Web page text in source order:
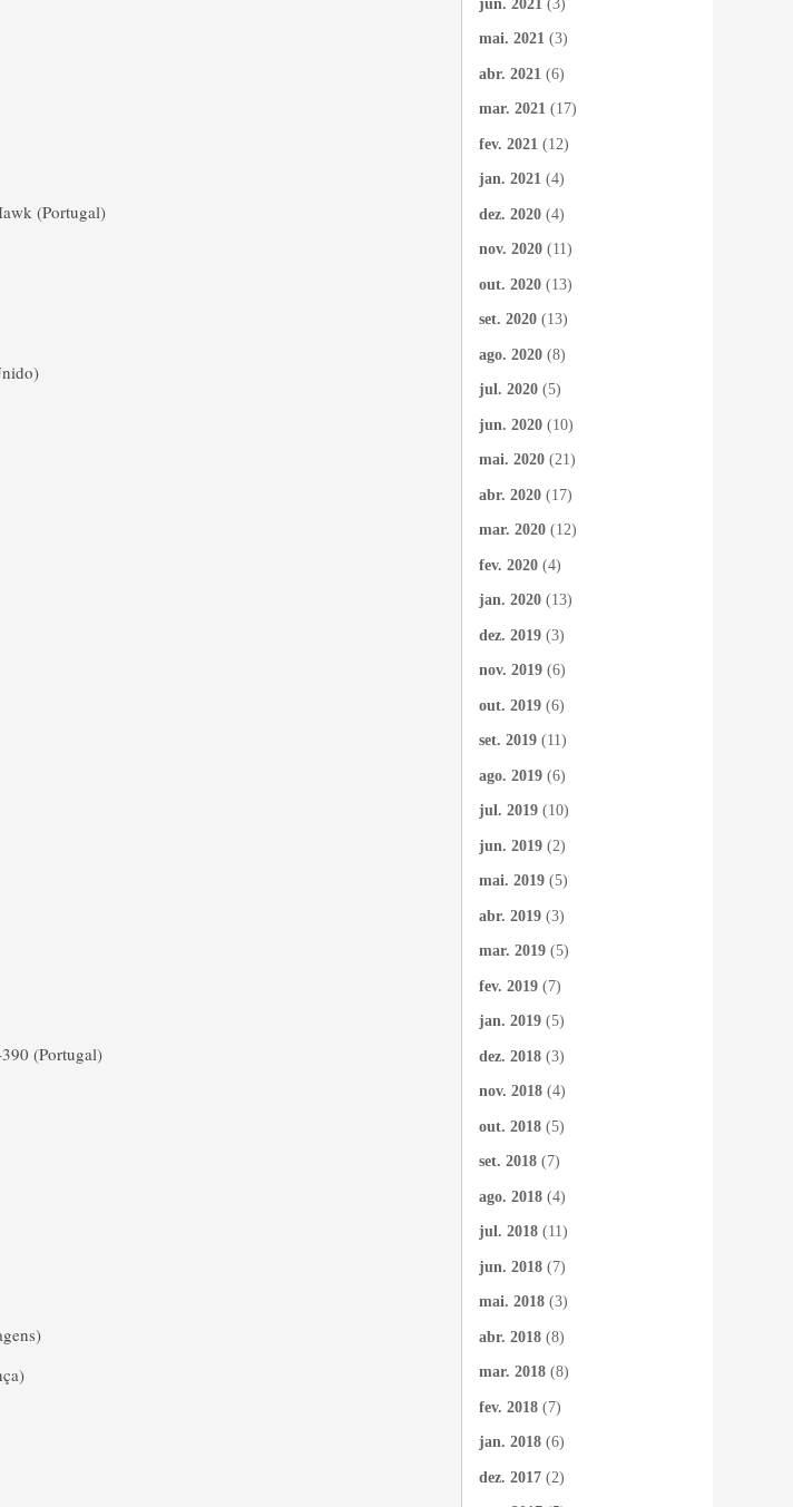
(Portugal)
(Portugal)
jun. 2021 (3)
mai. 2021 (3)
abr. 2021 (6)
mar. 2021 (17)
fev. 2021 (12)
jan. 2021 (4)
dez. 2020 (4)
nov. 2020 (11)
out. 2020 (13)
set. 2020 (13)
ago. 2020 (8)
jul. 2020 (5)
jun. 2020 (10)
mai. 2020 (21)
abr. 2020 (17)
mar. 2020 (12)
fev. 2020 (4)
jan. 2020 (13)
dez. 2019 (3)
nov. 2019 (6)
out. 2019 (6)
set. 2019 (11)
ago. 2019 (6)
jul. 2019 (10)
jun. 2019 (2)
mai. 2019 (5)
abr. 2019 (3)
mar. 2019 (5)
fev. 2019 (7)
jan. 2019 (5)
dez. 2018 (3)
nov. 2018 (4)
out. 2018 (5)
set. 2018 (7)
ago. 2018 (4)
jul. 2018 (11)
jun. 2018 (7)
mai. 2018 (3)
abr. 2018 (8)
mar. 2018 (8)
fev. 2018 (7)
jan. 2018 (6)
dez. 2017 (2)